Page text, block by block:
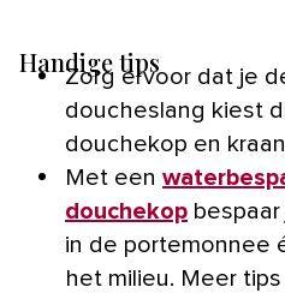
Handige tips
Zorg ervoor dat je
doucheslang kiest
douchekop en
Met een
douchekop
in de portemonnee
het milieu. Meer